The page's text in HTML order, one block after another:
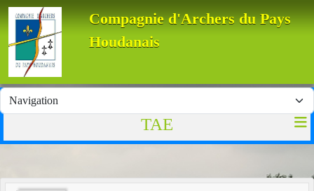
Compagnie d'Archers du Pays
Houdanais
TAE
Panneau de gestion des cookies